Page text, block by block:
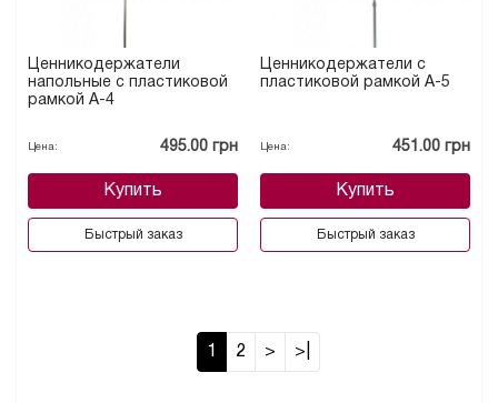
Ценникодержатели
напольные с пластиковой
рамкой А-4
Цена: 495.00 грн
Купить
Быстрый заказ
Ценникодержатели с
пластиковой рамкой А-5
Цена: 451.00 грн
Купить
Быстрый заказ
1 2 > >|